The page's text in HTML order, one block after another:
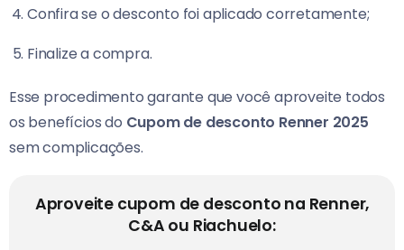
Confira se o desconto foi aplicado corretamente;
Finalize a compra.
Esse procedimento garante que você aproveite todos
os benefícios do Cupom de desconto Renner 2025
sem complicações.
Aproveite cupom de desconto na Renner,
C&A ou Riachuelo: